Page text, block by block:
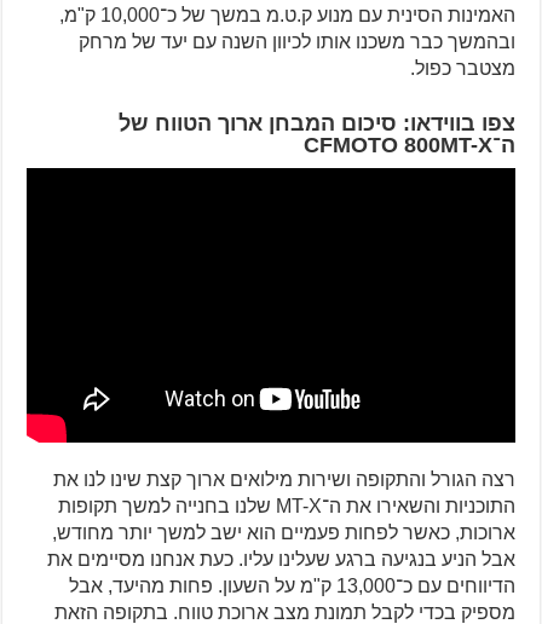
האמינות הסינית עם מנוע ק.ט.מ במשך של כ־10,000 ק"מ,
ובהמשך כבר משכנו אותו לכיוון השנה עם יעד של מרחק
מצטבר כפול.
צפו בווידאו: סיכום המבחן ארוך הטווח של
ה־CFMOTO 800MT-X
רצה הגורל והתקופה ושירות מילואים ארוך קצת שינו לנו את
התוכניות והשאירו את ה־MT-X שלנו בחנייה למשך תקופות
ארוכות, כאשר לפחות פעמיים הוא ישב למשך יותר מחודש,
אבל הניע בנגיעה ברגע שעלינו עליו. כעת אנחנו מסיימים את
הדיווחים עם כ־13,000 ק"מ על השעון. פחות מהיעד, אבל
מספיק בכדי לקבל תמונת מצב ארוכת טווח. בתקופה הזאת